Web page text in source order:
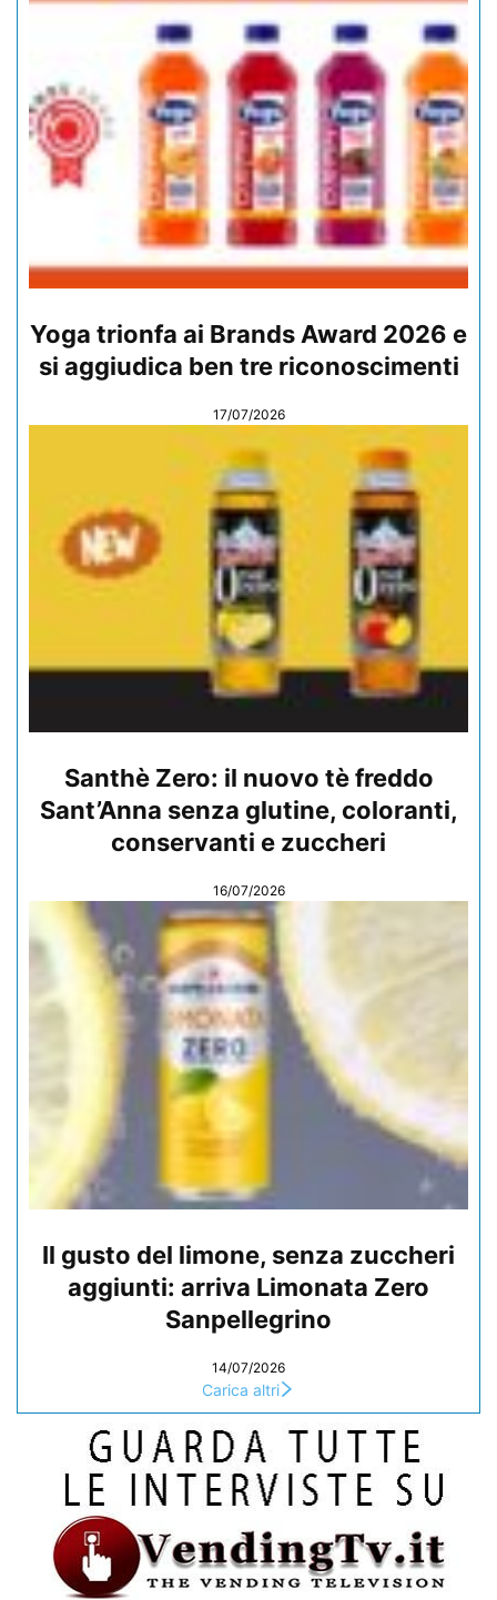
Yoga trionfa ai Brands Award 2026 e
si aggiudica ben tre riconoscimenti
17/07/2026
Santhè Zero: il nuovo tè freddo
Sant’Anna senza glutine, coloranti,
conservanti e zuccheri
16/07/2026
Il gusto del limone, senza zuccheri
aggiunti: arriva Limonata Zero
Sanpellegrino
14/07/2026
Carica altri